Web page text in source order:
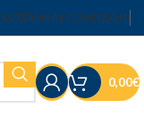
TERMINI E CONDIZIONI
0,00€